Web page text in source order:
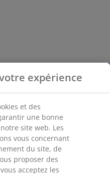
expérience
et des
une bonne
site web. Les
vous concernant
du site, de
proposer des
acceptez les